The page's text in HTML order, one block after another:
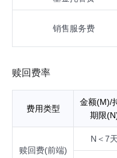
销售服务费
赎回费率
费用类型
金额(M)/
期限
赎回费(前端)
N＜7天